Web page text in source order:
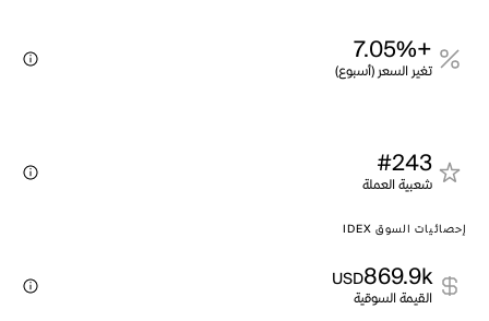
+7.05%
تغير السعر (أسبوع)
#243
شعبية العملة
إحصائيات السوق IDEX
869.9k
USD
القيمة السوقية